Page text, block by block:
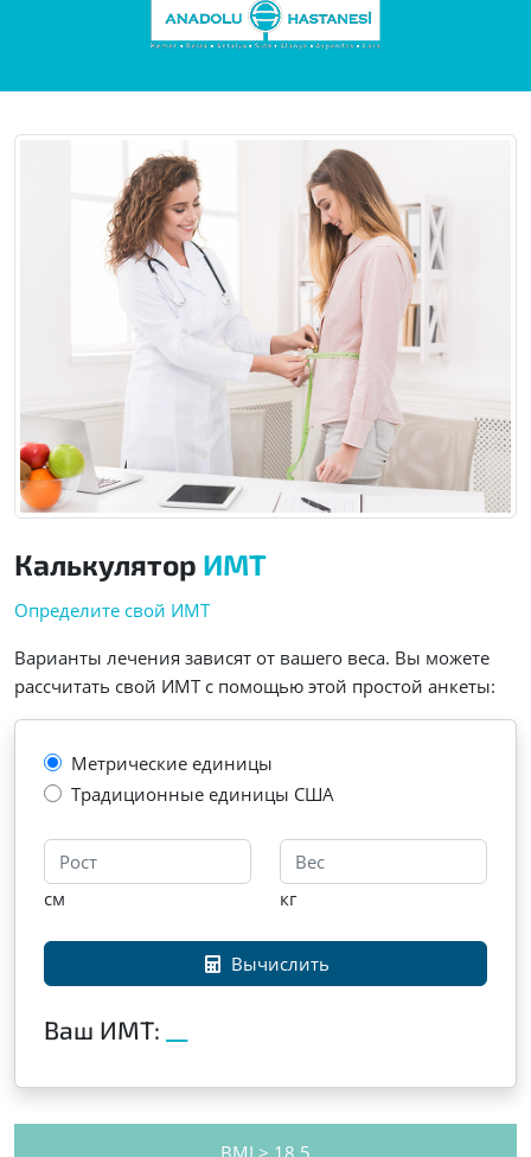
Калькулятор ИМТ
Определите свой ИМТ
Варианты лечения зависят от вашего веса. Вы можете
рассчитать свой ИМТ с помощью этой простой анкеты:
Метрические единицы
Традиционные единицы США
см кг
Вычислить
Ваш ИМТ:
BMI > 18.5